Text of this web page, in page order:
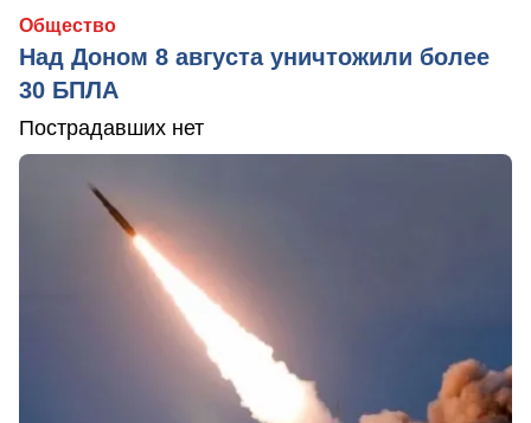
Общество
Над Доном 8 августа уничтожили более
30 БПЛА
Пострадавших нет